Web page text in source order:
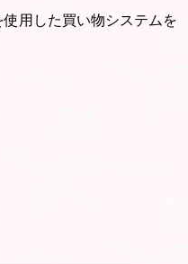
用した買い物システムを